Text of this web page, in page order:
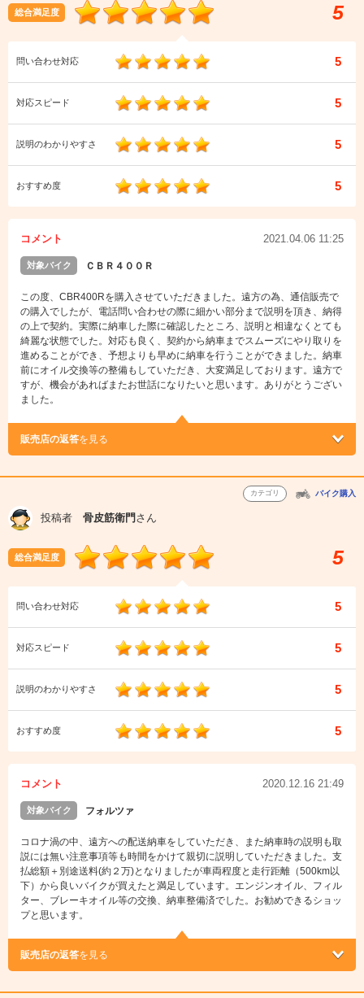
総合満足度 5
問い合わせ対応 5
対応スピード 5
説明のわかりやすさ 5
おすすめ度 5
コメント 2021.04.06 11:25
対象バイク ＣＢＲ４００Ｒ
この度、CBR400Rを購入させていただきました。遠方の為、通信販売で
の購入でしたが、電話問い合わせの際に細かい部分まで説明を頂き、納得
の上で契約。実際に納車した際に確認したところ、説明と相違なくとても
綺麗な状態でした。対応も良く、契約から納車までスムーズにやり取りを
進めることができ、予想よりも早めに納車を行うことができました。納車
前にオイル交換等の整備もしていただき、大変満足しております。遠方で
すが、機会があればまたお世話になりたいと思います。ありがとうござい
ました。
販売店の返答を見る
カテゴリ バイク購入
投稿者 骨皮筋衛門 さん
総合満足度 5
問い合わせ対応 5
対応スピード 5
説明のわかりやすさ 5
おすすめ度 5
コメント 2020.12.16 21:49
対象バイク フォルツァ
コロナ渦の中、遠方への配送納車をしていただき、また納車時の説明も取
説には無い注意事項等も時間をかけて親切に説明していただきました。支
払総額＋別途送料(約２万)となりましたが車両程度と走行距離（500km以
下）から良いバイクが買えたと満足しています。エンジンオイル、フィル
ター、ブレーキオイル等の交換、納車整備済でした。お勧めできるショッ
プと思います。
販売店の返答を見る